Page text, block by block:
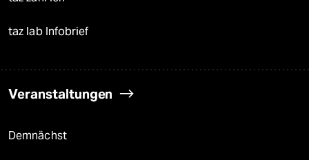
taz lab Infobrief
Veranstaltungen
Demnächst